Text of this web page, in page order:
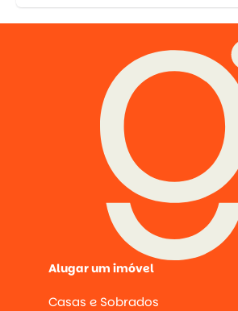
Alugar um imóvel
Casas e Sobrados